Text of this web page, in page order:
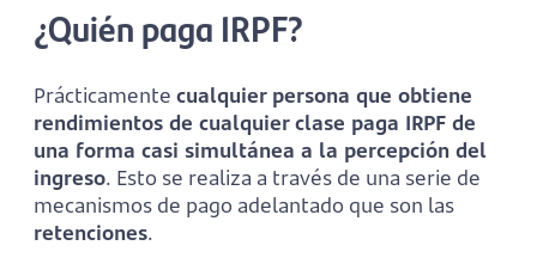
¿Quién paga IRPF?
Prácticamente cualquier persona que obtiene
rendimientos de cualquier clase paga IRPF de
una forma casi simultánea a la percepción del
ingreso. Esto se realiza a través de una serie de
mecanismos de pago adelantado que son las
retenciones.